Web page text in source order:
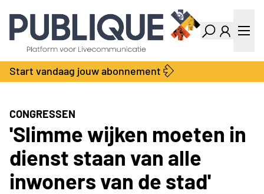
Industry Dashboard
Vacatures
Kalender
Producten
Bedrijvengids
Locatie Finder
Contact
Over ons
Adverteren
Abonnementen
Start vandaag jouw abonnement
CONGRESSEN
'Slimme wijken moeten in
dienst staan van alle
inwoners van de stad'